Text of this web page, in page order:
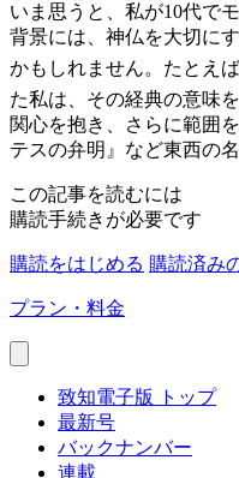
いま思うと、私が10代で
背景には、神仏を大切に
かもしれません。たとえ
た私は、その経典の意味
関心を抱き、さらに範囲
テスの弁明』など東西の
この記事を読むには
購読手続きが必要です
購読をはじめる 購読済み
プラン・料金
致知電子版 トップ
最新号
バックナンバー
連載